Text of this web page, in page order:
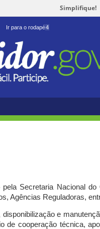
Simplifique!
Ir para o rodapé4
pela Secretaria Nacional
Agências Reguladoras,
e
de cooperação técnica,